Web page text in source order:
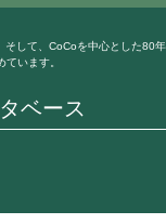
ベース
そして、CoCoを中心とした80年
います。